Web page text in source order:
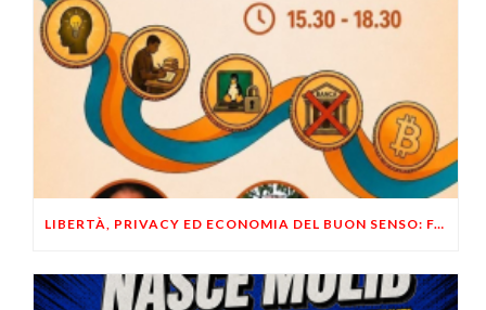
LIBERTÀ, PRIVACY ED ECONOMIA DEL BUON SENSO: FACCO E MUSUMECI A CASALECCHIO DI RENO (BO)